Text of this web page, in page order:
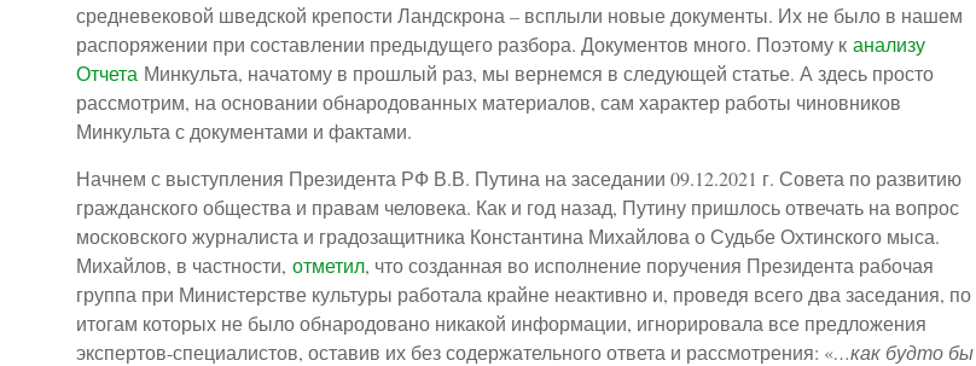
средневековой шведской крепости Ландскрона – всплыли новые документы. Их не было в нашем
распоряжении при составлении предыдущего разбора. Документов много. Поэтому к анализу
Отчета Минкульта, начатому в прошлый раз, мы вернемся в следующей статье. А здесь просто
рассмотрим, на основании обнародованных материалов, сам характер работы чиновников
Минкульта с документами и фактами.
Начнем с выступления Президента РФ В.В. Путина на заседании 09.12.2021 г. Совета по развитию
гражданского общества и правам человека. Как и год назад, Путину пришлось отвечать на вопрос
московского журналиста и градозащитника Константина Михайлова о Судьбе Охтинского мыса.
Михайлов, в частности, отметил, что созданная во исполнение поручения Президента рабочая
группа при Министерстве культуры работала крайне неактивно и, проведя всего два заседания, по
итогам которых не было обнародовано никакой информации, игнорировала все предложения
экспертов-специалистов, оставив их без содержательного ответа и рассмотрения: «…как будто бы